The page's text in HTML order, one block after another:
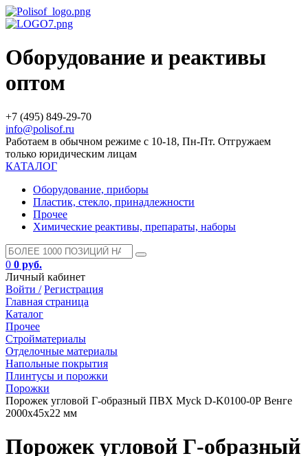
Оборудование и реактивы
оптом
+7 (495) 849-29-70
info@polisof.ru
Работаем в обычном режиме с 10-18, Пн-Пт. Отгружаем
только юридическим лицам
КАТАЛОГ
Оборудование, приборы
Пластик, стекло, принадлежности
Прочее
Химические реактивы, препараты, наборы
0 0 руб.
Личный кабинет
Войти / Регистрация
Главная страница
Каталог
Прочее
Стройматериалы
Отделочные материалы
Напольные покрытия
Плинтусы и порожки
Порожки
Порожек угловой Г-образный ПВХ Myck D-K0100-0Р Венге
2000х45х22 мм
Порожек угловой Г-образный